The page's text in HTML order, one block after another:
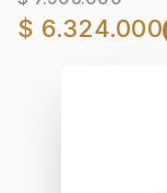
$ 6.324.000